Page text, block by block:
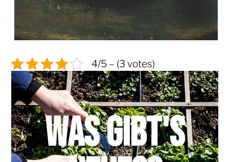
4/5 – (3 votes)